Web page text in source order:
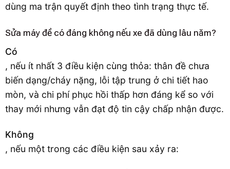
dùng ma trận quyết định theo tình trạng thực tế.
Sửa máy đề có đáng không nếu xe đã dùng lâu năm?
Có
, nếu ít nhất 3 điều kiện cùng thỏa: thân đề chưa
biến dạng/cháy nặng, lỗi tập trung ở chi tiết hao
mòn, và chi phí phục hồi thấp hơn đáng kể so với
thay mới nhưng vẫn đạt độ tin cậy chấp nhận được.
Không
, nếu một trong các điều kiện sau xảy ra: